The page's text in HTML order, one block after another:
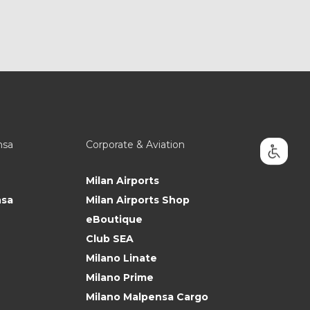
Corporate & Aviation
Milan Airports
Milan Airports Shop
eBoutique
Club SEA
Milano Linate
Milano Prime
Milano Malpensa Cargo